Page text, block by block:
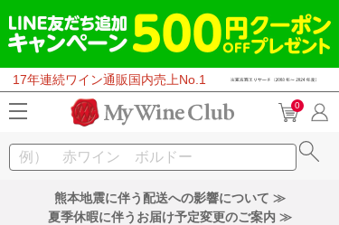
17年連続ワイン通販国内売上No.1
0
熊本地震に伴う配送への影響について ≫
夏季休暇に伴うお届け予定変更のご案内 ≫